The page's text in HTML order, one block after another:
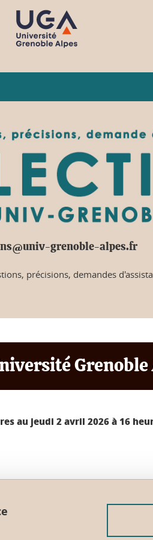
grenoble-alpes.fr
précisions, demandes
Grenoble
au jeudi 2 avril 2026 à 16